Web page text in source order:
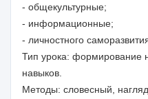
- общекультурные;
- информационные;
- личностного
Тип урока: формирование
навыков.
Методы: словесный,